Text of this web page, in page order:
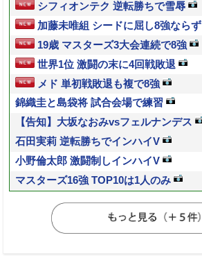
シフィオンテク 逆転勝ちで雪辱
加藤未唯組 シードに屈し8強ならず
19歳 マスターズ3大会連続で8強
世界1位 激闘の末に4回戦敗退
メド 単初戦敗退も複で8強
錦織圭と島袋将 試合会場で練習
【告知】大坂なおみvsフェルナンデス
石田実莉 逆転勝ちでインハイV
小野倫太郎 激闘制しインハイV
マスターズ16強 TOP10は1人のみ